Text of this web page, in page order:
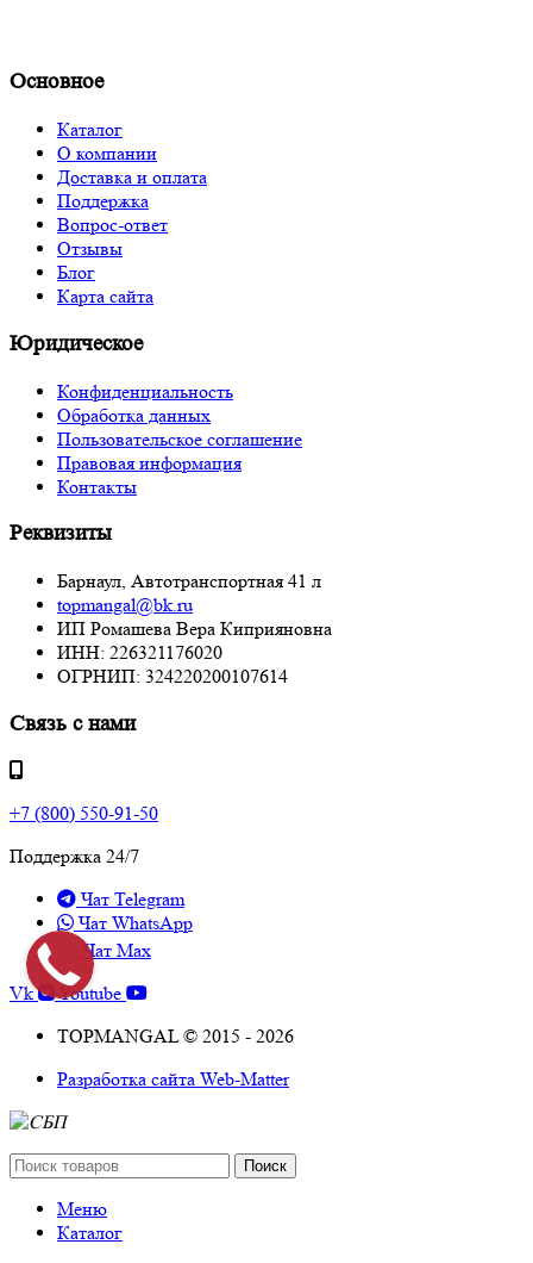
Основное
Каталог
О компании
Доставка и оплата
Поддержка
Вопрос-ответ
Отзывы
Блог
Карта сайта
Юридическое
Конфиденциальность
Обработка данных
Пользовательское соглашение
Правовая информация
Контакты
Реквизиты
Барнаул, Автотранспортная 41 л
topmangal@bk.ru
ИП Ромашева Вера Киприяновна
ИНН: 226321176020
ОГРНИП: 324220200107614
Связь с нами
+7 (800) 550-91-50
Поддержка 24/7
Чат Telegram
Чат WhatsApp
Чат Max
Vk
Youtube
TOPMANGAL © 2015 - 2026
Разработка сайта Web-Matter
Поиск
Меню
Каталог